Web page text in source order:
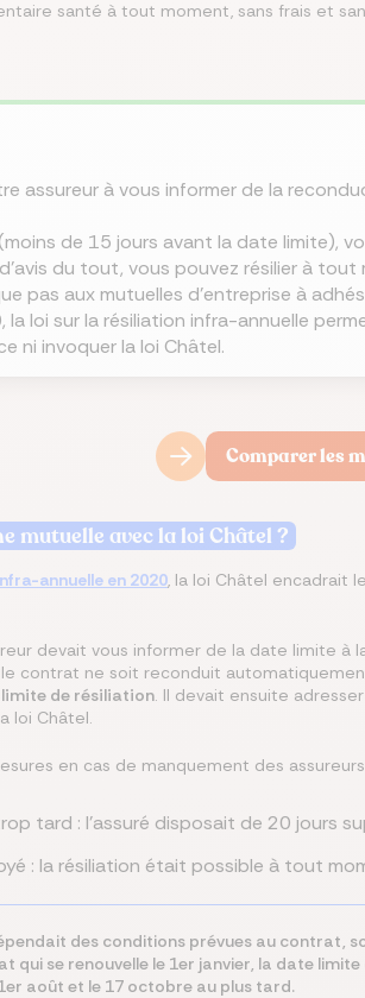
pour votre projet
votre assurance santé
endroit
clics
santé à tout moment, sans frais et
assureur à vous informer de la
de 15 jours avant la date limite),
du tout, vous pouvez résilier à
pas aux mutuelles d'entreprise à
la loi sur la résiliation infra-annuelle
ni invoquer la loi Châtel.
Comparer les
mutuelle avec la loi Châtel ?
annuelle en 2020, la loi Châtel encadrait
devait vous informer de la date limite à
contrat ne soit reconduit
de résiliation. Il devait ensuite
loi Châtel.
en cas de manquement des
tard : l'assuré disposait de 20 jours
: la résiliation était possible à tout
des conditions prévues au contrat,
se renouvelle le 1er janvier, la date
août et le 17 octobre au plus tard.